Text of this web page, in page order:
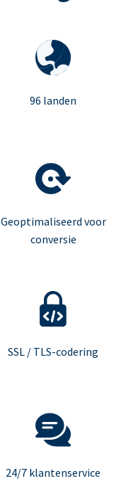
96 landen
Geoptimaliseerd voor
conversie
SSL / TLS-codering
24/7 klantenservice